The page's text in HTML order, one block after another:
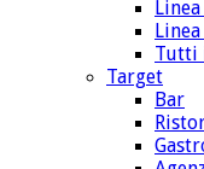
Tutti
Target
Bar